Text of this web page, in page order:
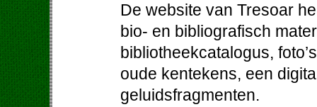
De website van Tresoar
bio- en bibliografisch
bibliotheekcatalogus,
oude kentekens, een
geluidsfragmenten.